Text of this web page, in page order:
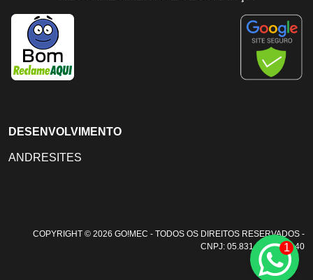
DESENVOLVIMENTO
ANDRESITES
COPYRIGHT © 2026 GO!MEC - TODOS OS DIREITOS RESERVADOS -
CNPJ: 05.831.108/0001-40
1